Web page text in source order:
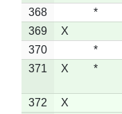
368
*
369
X
370
*
371
X *
372 X